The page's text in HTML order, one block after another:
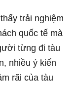
trải nghiệm
quốc tế mà
từng đi tàu
nhiều ý kiến
rãi của tàu